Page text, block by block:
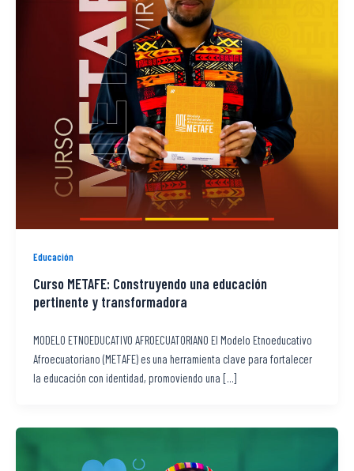
Educación
Curso METAFE: Construyendo una educación
pertinente y transformadora
MODELO ETNOEDUCATIVO AFROECUATORIANO El Modelo Etnoeducativo
Afroecuatoriano (METAFE) es una herramienta clave para fortalecer
la educación con identidad, promoviendo una […]